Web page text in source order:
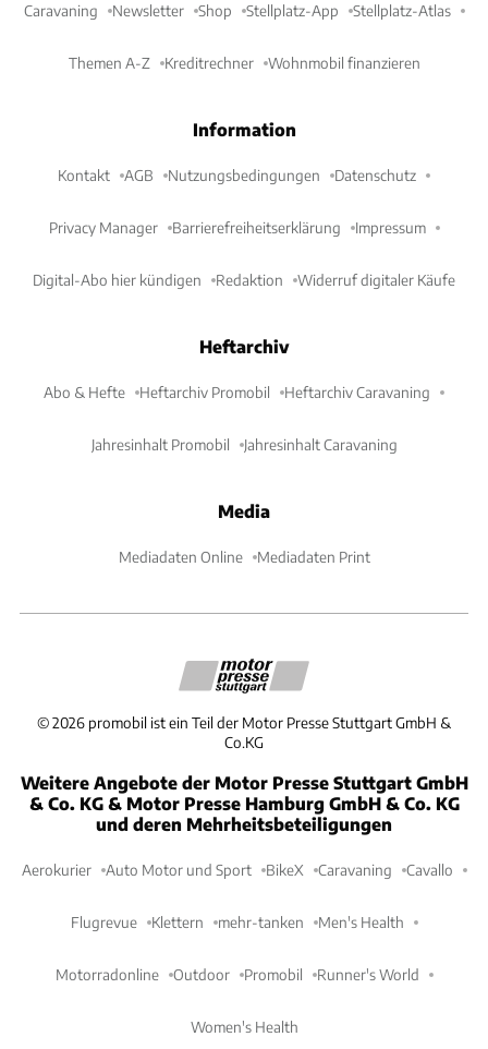
Caravaning Newsletter Shop Stellplatz-App Stellplatz-Atlas
Themen A-Z Kreditrechner Wohnmobil finanzieren
Information
Kontakt AGB Nutzungsbedingungen Datenschutz
Privacy Manager Barrierefreiheitserklärung Impressum
Digital-Abo hier kündigen Redaktion Widerruf digitaler Käufe
Heftarchiv
Abo & Hefte Heftarchiv Promobil Heftarchiv Caravaning
Jahresinhalt Promobil Jahresinhalt Caravaning
Media
Mediadaten Online Mediadaten Print
©2026 promobil ist ein Teil der Motor Presse Stuttgart GmbH &
Co.KG
Weitere Angebote der Motor Presse Stuttgart GmbH
& Co. KG & Motor Presse Hamburg GmbH & Co. KG
und deren Mehrheitsbeteiligungen
Aerokurier Auto Motor und Sport BikeX Caravaning Cavallo
Flugrevue Klettern mehr-tanken Men's Health
Motorradonline Outdoor Promobil Runner's World
Women's Health